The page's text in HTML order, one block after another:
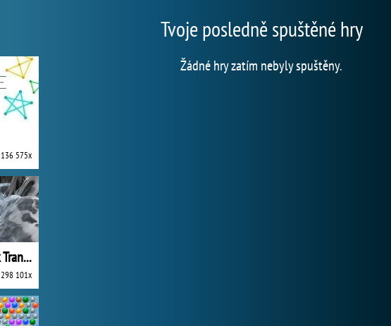
136 575x
Mountain Truck Transport
298 101x
Tvoje posledně spuštěné hry
Žádné hry zatím nebyly spuštěny.